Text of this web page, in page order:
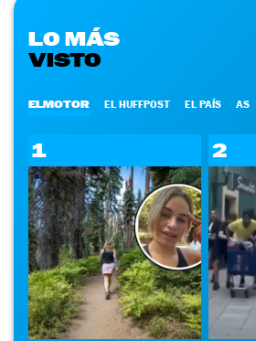
LO MÁS
VISTO
ELMOTOR EL HUFFPOST EL PAÍS AS
1 2